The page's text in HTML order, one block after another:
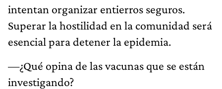
intentan organizar entierros seguros.
Superar la hostilidad en la comunidad será
esencial para detener la epidemia.
—¿Qué opina de las vacunas que se están
investigando?